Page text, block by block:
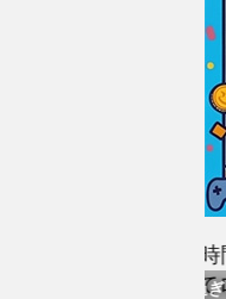
ログイン有効時間が過ぎまし